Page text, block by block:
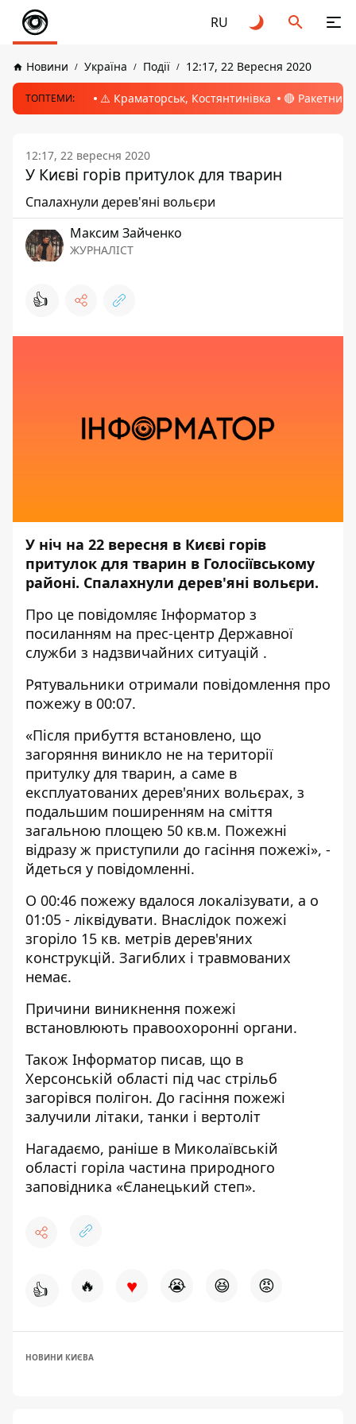
RU
Новини Україна Події 12:17, 22 Вересня 2020
ТОПТЕМИ: ⚠️ Краматорськ, Костянтинівка 🔴 Ракетний
12:17, 22 вересня 2020
У Києві горів притулок для тварин
Cпалахнули дерев'яні вольєри
Максим Зайченко
ЖУРНАЛІСТ
👍
У ніч на 22 вересня в Києві горів
притулок для тварин в Голосіївському
районі. Спалахнули дерев'яні вольєри.
Про це повідомляє Інформатор з
посиланням на прес-центр Державної
служби з надзвичайних ситуацій .
Рятувальники отримали повідомлення про
пожежу в 00:07.
«Після прибуття встановлено, що
загоряння виникло не на території
притулку для тварин, а саме в
експлуатованих дерев'яних вольєрах, з
подальшим поширенням на сміття
загальною площею 50 кв.м. Пожежні
відразу ж приступили до гасіння пожежі», -
йдеться у повідомленні.
О 00:46 пожежу вдалося локалізувати, а о
01:05 - ліквідувати. Внаслідок пожежі
згоріло 15 кв. метрів дерев'яних
конструкцій. Загиблих і травмованих
немає.
Причини виникнення пожежі
встановлюють правоохоронні органи.
Також Інформатор писав, що в
Херсонській області під час стрільб
загорівся полігон. До гасіння пожежі
залучили літаки, танки і вертоліт
Нагадаємо, раніше в Миколаївській
області горіла частина природного
заповідника «Єланецький степ».
👍 🔥 ♥ 😭 😆 😡
НОВИНИ КИЄВА